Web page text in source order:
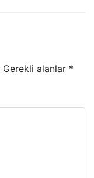
Gerekli alanlar *